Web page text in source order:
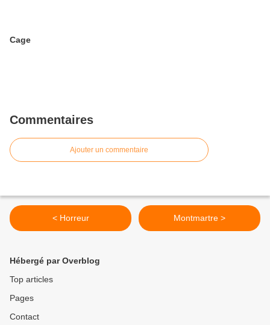
Cage
Commentaires
Ajouter un commentaire
< Horreur Montmartre >
Hébergé par Overblog
Top articles
Pages
Contact